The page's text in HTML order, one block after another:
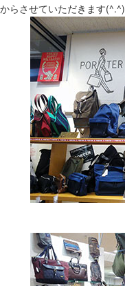
からさせていただきます